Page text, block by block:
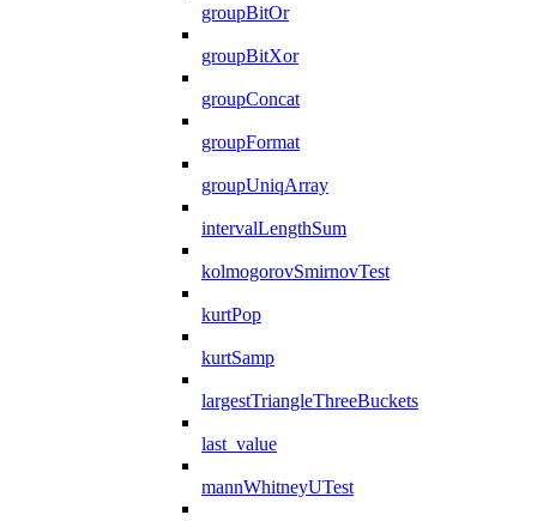
groupBitOr
groupBitXor
groupConcat
groupFormat
groupUniqArray
intervalLengthSum
kolmogorovSmirnovTest
kurtPop
kurtSamp
largestTriangleThreeBuckets
last_value
mannWhitneyUTest